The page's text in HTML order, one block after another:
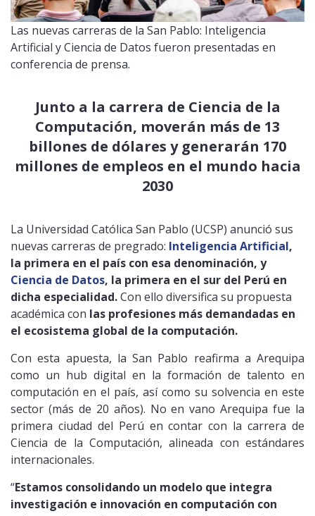
Las nuevas carreras de la San Pablo: Inteligencia
Artificial y Ciencia de Datos fueron presentadas en
conferencia de prensa.
Junto a la carrera de Ciencia de la
Computación, moverán más de 13
billones de dólares y generarán 170
millones de empleos en el mundo hacia
2030
La Universidad Católica San Pablo (UCSP) anunció sus
nuevas carreras de pregrado: Inteligencia Artificial,
la primera en el país con esa denominación, y
Ciencia de Datos, la primera en el sur del Perú en
dicha especialidad.Con ello diversifica su propuesta
académica con las profesiones más demandadas en
el ecosistema global de la computación.
Con esta apuesta, la San Pablo reafirma a Arequipa
como un hub digital en la formación de talento en
computación en el país, así como su solvencia en este
sector (más de 20 años). No en vano Arequipa fue la
primera ciudad del Perú en contar con la carrera de
Ciencia de la Computación, alineada con estándares
internacionales.
“Estamos consolidando un modelo que integra
investigación e innovación en computación con